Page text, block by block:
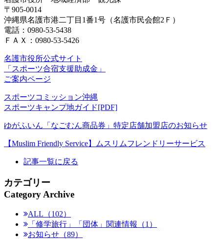
〒905-0014
沖縄県名護市港二丁目1番1号（名護市民会館2Ｆ）
電話：0980-53-5438
ＦＡＸ：0980-53-5426
名護市役所公式サイト
「スポーツ合宿支援助成金」
ご案内ページ
スポーツコミッション沖縄
スポーツキャンプ地ガイド[PDF]
ゆがふいん「なごむん商品券」特定店舗加盟店のお知らせ
【Muslim Friendly Service】ムスリムフレンドリーサービス
記事一覧に戻る
カテゴリー
Category Archive
ALL（102）
「修学旅行」「団体」関連情報（1）
お知らせ（89）